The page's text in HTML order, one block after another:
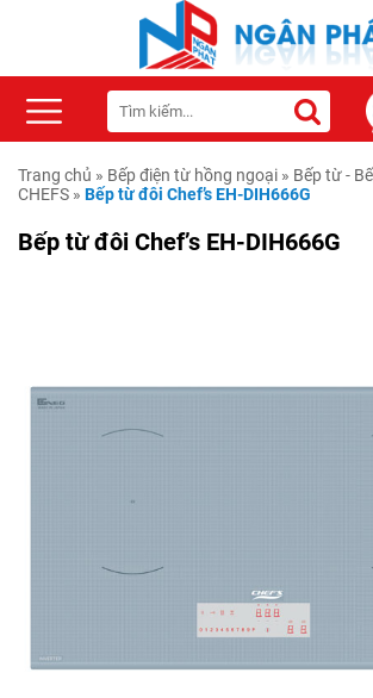
Trang chủ » Bếp điện từ hồng ngoại » Bếp từ -
CHEFS » Bếp từ đôi Chef’s EH-DIH666G
Bếp từ đôi Chef’s EH-DIH666G